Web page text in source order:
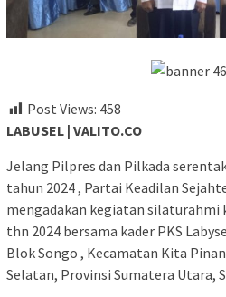
Post Views: 458
LABUSEL | VALITO.CO
Jelang Pilpres dan Pilkada
tahun 2024 , Partai Keadilan
mengadakan kegiatan silaturahmi
thn 2024 bersama kader PKS
Blok Songo , Kecamatan Kita
Selatan, Provinsi Sumatera Utara,